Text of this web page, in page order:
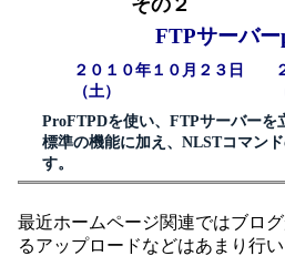
その２
FTPサーバ
２０１０年１０月２３日
（土）
ProFTPDを使い、FTPサーバーを
標準の機能に加え、NLSTコマン
す。
最近ホームページ関連ではブロ
るアップロードなどはあまり行